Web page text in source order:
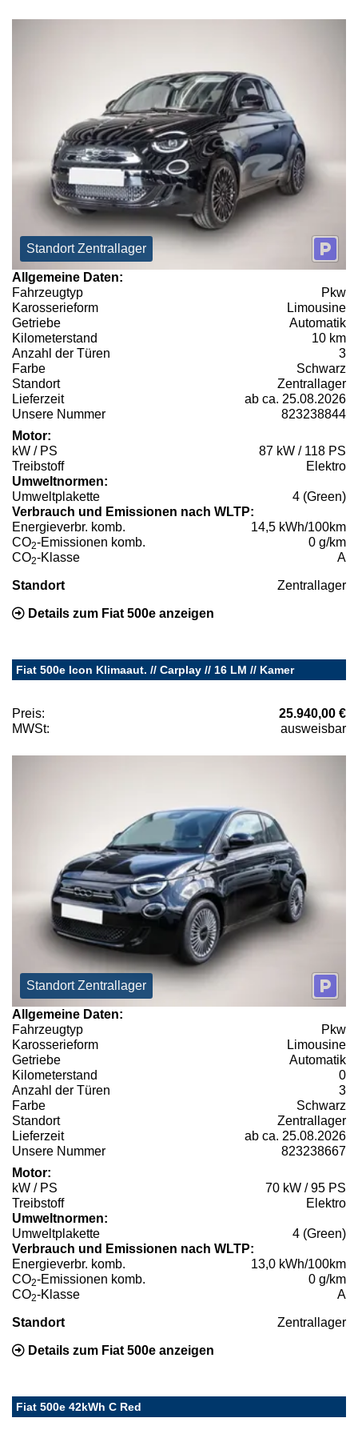
Standort Zentrallager
Allgemeine Daten:
Fahrzeugtyp
Pkw
Karosserieform
Limousine
Getriebe
Automatik
Kilometerstand
10 km
Anzahl der Türen
3
Farbe
Schwarz
Standort
Zentrallager
Lieferzeit
ab ca. 25.08.2026
Unsere Nummer
823238844
Motor:
kW / PS
87 kW / 118 PS
Treibstoff
Elektro
Umweltnormen:
Umweltplakette
4 (Green)
Verbrauch und Emissionen nach WLTP:
Energieverbr. komb.
14,5 kWh/100km
CO2-Emissionen komb.
0 g/km
CO2-Klasse A
Standort Zentrallager
Details zum Fiat 500e anzeigen
Fiat 500e Icon Klimaaut. // Carplay // 16 LM // Kamer
Preis:
25.940,00 €
MWSt:
ausweisbar
Standort Zentrallager
Allgemeine Daten:
Fahrzeugtyp
Pkw
Karosserieform
Limousine
Getriebe
Automatik
Kilometerstand
0
Anzahl der Türen
3
Farbe
Schwarz
Standort
Zentrallager
Lieferzeit
ab ca. 25.08.2026
Unsere Nummer
823238667
Motor:
kW / PS
70 kW / 95 PS
Treibstoff
Elektro
Umweltnormen:
Umweltplakette
4 (Green)
Verbrauch und Emissionen nach WLTP:
Energieverbr. komb.
13,0 kWh/100km
CO2-Emissionen komb.
0 g/km
CO2-Klasse A
Standort Zentrallager
Details zum Fiat 500e anzeigen
Fiat 500e 42kWh C Red